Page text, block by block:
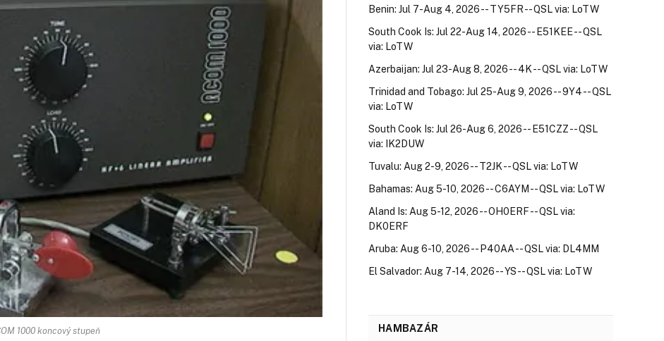
1000 koncový stupeň
Benin: Jul 7-Aug 4, 2026 -- TY5FR -- QSL via: LoTW
South Cook Is: Jul 22-Aug 14, 2026 -- E51KEE -- QSL
via: LoTW
Azerbaijan: Jul 23-Aug 8, 2026 -- 4K -- QSL via: LoTW
Trinidad and Tobago: Jul 25-Aug 9, 2026 -- 9Y4 -- QSL
via: LoTW
South Cook Is: Jul 26-Aug 6, 2026 -- E51CZZ -- QSL
via: IK2DUW
Tuvalu: Aug 2-9, 2026 -- T2JK -- QSL via: LoTW
Bahamas: Aug 5-10, 2026 -- C6AYM -- QSL via: LoTW
Aland Is: Aug 5-12, 2026 -- OH0ERF -- QSL via:
DK0ERF
Aruba: Aug 6-10, 2026 -- P40AA -- QSL via: DL4MM
El Salvador: Aug 7-14, 2026 -- YS -- QSL via: LoTW
HAMBAZÁR